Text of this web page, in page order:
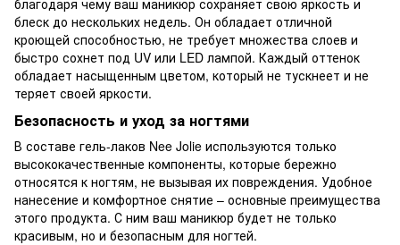
блеск до нескольких недель. Он обладает отличной
кроющей способностью, не требует множества слоев и
быстро сохнет под UV или LED лампой. Каждый оттенок
обладает насыщенным цветом, который не тускнеет и не
теряет своей яркости.
Безопасность и уход за ногтями
В составе гель-лаков Nee Jolie используются только
высококачественные компоненты, которые бережно
относятся к ногтям, не вызывая их повреждения. Удобное
нанесение и комфортное снятие – основные преимущества
этого продукта. С ним ваш маникюр будет не только
красивым, но и безопасным для ногтей.